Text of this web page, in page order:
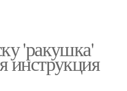
'ракушка'
инструкция